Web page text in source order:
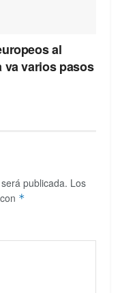
al
varios pasos
publicada. Los
*